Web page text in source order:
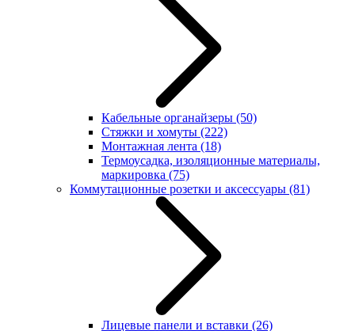
Кабельные органайзеры (50)
Стяжки и хомуты (222)
Монтажная лента (18)
Термоусадка, изоляционные материалы,
маркировка (75)
Коммутационные розетки и аксессуары (81)
Лицевые панели и вставки (26)